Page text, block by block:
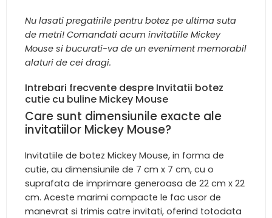
Nu lasati pregatirile pentru botez pe ultima suta
de metri! Comandati acum invitatiile Mickey
Mouse si bucurati-va de un eveniment memorabil
alaturi de cei dragi.
Intrebari frecvente despre Invitatii botez
cutie cu buline Mickey Mouse
Care sunt dimensiunile exacte ale
invitatiilor Mickey Mouse?
Invitatiile de botez Mickey Mouse, in forma de
cutie, au dimensiunile de 7 cm x 7 cm, cu o
suprafata de imprimare generoasa de 22 cm x 22
cm. Aceste marimi compacte le fac usor de
manevrat si trimis catre invitati, oferind totodata